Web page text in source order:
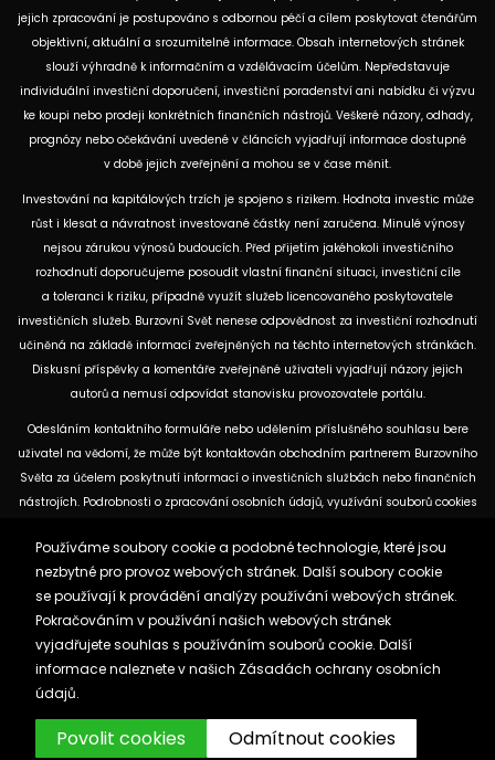
jejich zpracování je postupováno s odbornou péčí a cílem poskytovat čtenářům
objektivní, aktuální a srozumitelné informace. Obsah internetových stránek
slouží výhradně k informačním a vzdělávacím účelům. Nepředstavuje
individuální investiční doporučení, investiční poradenství ani nabídku či výzvu
ke koupi nebo prodeji konkrétních finančních nástrojů. Veškeré názory, odhady,
prognózy nebo očekávání uvedené v článcích vyjadřují informace dostupné
v době jejich zveřejnění a mohou se v čase měnit.
Investování na kapitálových trzích je spojeno s rizikem. Hodnota investic může
růst i klesat a návratnost investované částky není zaručena. Minulé výnosy
nejsou zárukou výnosů budoucích. Před přijetím jakéhokoli investičního
rozhodnutí doporučujeme posoudit vlastní finanční situaci, investiční cíle
a toleranci k riziku, případně využít služeb licencovaného poskytovatele
investičních služeb. Burzovní Svět nenese odpovědnost za investiční rozhodnutí
učiněná na základě informací zveřejněných na těchto internetových stránkách.
Diskusní příspěvky a komentáře zveřejněné uživateli vyjadřují názory jejich
autorů a nemusí odpovídat stanovisku provozovatele portálu.
Odesláním kontaktního formuláře nebo udělením příslušného souhlasu bere
uživatel na vědomí, že může být kontaktován obchodním partnerem Burzovního
Světa za účelem poskytnutí informací o investičních službách nebo finančních
nástrojích. Podrobnosti o zpracování osobních údajů, využívání souborů cookies
dostupných na těchto internetových stránkách. U jednotlivých článků mohou
být uvedeny informace o použitých zdrojích, datu původní analýzy nebo datu,
ke kterému se vztahují uvedené tržní údaje.
Zásady ochrany osobních údajů a cookies
Reklama
Burzovnisvet.cz © 2026
Používáme soubory cookie a podobné technologie, které jsou
nezbytné pro provoz webových stránek. Další soubory cookie
se používají k provádění analýzy používání webových stránek.
Pokračováním v používání našich webových stránek
vyjadřujete souhlas s používáním souborů cookie. Další
informace naleznete v našich Zásadách ochrany osobních
údajů.
Povolit cookies Odmítnout cookies